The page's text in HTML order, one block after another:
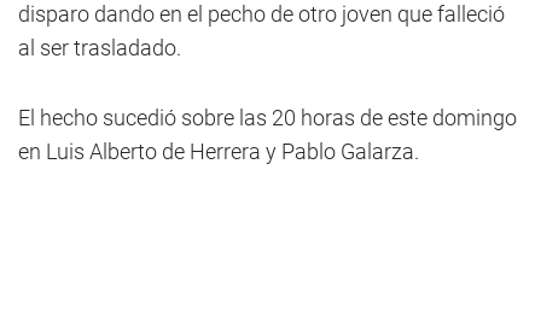
disparo dando en el pecho de otro joven que falleció
al ser trasladado.
El hecho sucedió sobre las 20 horas de este domingo
en Luis Alberto de Herrera y Pablo Galarza.